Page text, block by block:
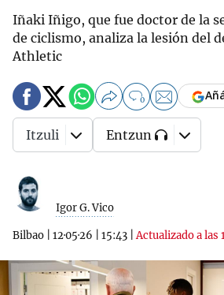
Iñaki Iñigo, que fue doctor de la
de ciclismo, analiza la lesión del
Athletic
Igor G. Vico
Bilbao 12·05·26 15:43 |Actualizado a las
0
Itzuli Entzun